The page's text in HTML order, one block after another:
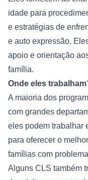
idade para
e estratégias de
e auto expressão.
apoio e orientação
família.
Onde eles
A maioria dos
com grandes
eles podem trabalhar
para oferecer o
famílias com
Alguns CLS também